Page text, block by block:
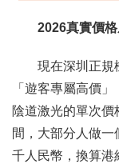
2026真實價
現在深圳正規
「遊客專屬高價
陰道激光的單次
間，大部分人做
千人民幣，換算港